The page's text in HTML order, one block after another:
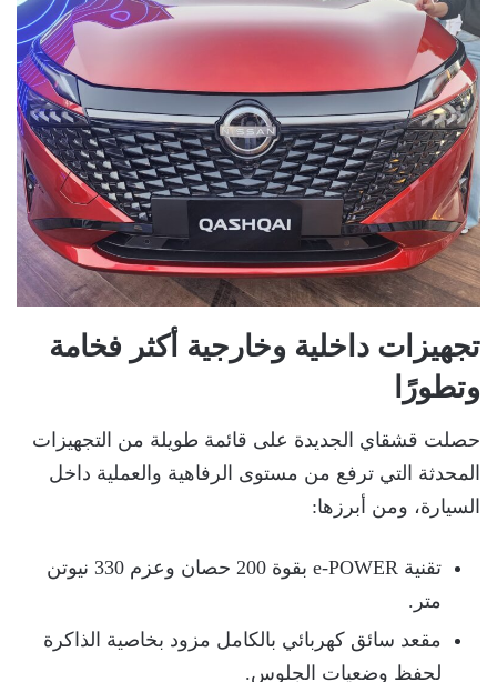
تجهيزات داخلية وخارجية أكثر فخامة
وتطورًا
حصلت قشقاي الجديدة على قائمة طويلة من التجهيزات
المحدثة التي ترفع من مستوى الرفاهية والعملية داخل
السيارة، ومن أبرزها:
تقنية e-POWER بقوة 200 حصان وعزم 330 نيوتن
متر.
مقعد سائق كهربائي بالكامل مزود بخاصية الذاكرة
لحفظ وضعيات الجلوس.